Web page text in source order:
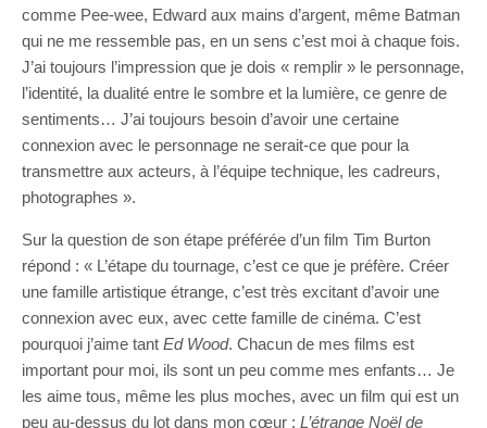
comme Pee-wee, Edward aux mains d’argent, même Batman
qui ne me ressemble pas, en un sens c’est moi à chaque fois.
J’ai toujours l’impression que je dois « remplir » le personnage,
l’identité, la dualité entre le sombre et la lumière, ce genre de
sentiments… J’ai toujours besoin d’avoir une certaine
connexion avec le personnage ne serait-ce que pour la
transmettre aux acteurs, à l’équipe technique, les cadreurs,
photographes ».
Sur la question de son étape préférée d’un film Tim Burton
répond : « L’étape du tournage, c’est ce que je préfère. Créer
une famille artistique étrange, c’est très excitant d’avoir une
connexion avec eux, avec cette famille de cinéma. C’est
pourquoi j’aime tant Ed Wood. Chacun de mes films est
important pour moi, ils sont un peu comme mes enfants… Je
les aime tous, même les plus moches, avec un film qui est un
peu au-dessus du lot dans mon cœur : L’étrange Noël de